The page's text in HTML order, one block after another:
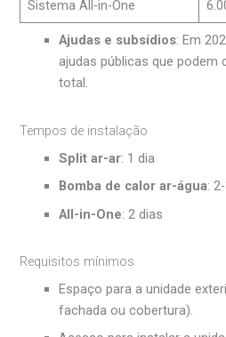
Sistema All-in-One
Ajudas e subsídios: Em
ajudas públicas que podem
total.
Tempos de instalação
Split ar-ar: 1 dia
Bomba de calor ar-água:
All-in-One: 2 dias
Requisitos mínimos
Espaço para a unidade
fachada ou cobertura).